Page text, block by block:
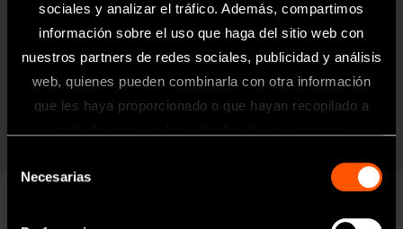
sociales y analizar el tráfico. Además, compartimos
información sobre el uso que haga del sitio web con
nuestros partners de redes sociales, publicidad y análisis
web, quienes pueden combinarla con otra información
que les haya proporcionado o que hayan recopilado a
Necesarias
página web está dirigida exclusivamente
Alimentación de
la luz
más de 32 000 LUX (Micromotor LED)
Funciones del
pedal de control
Botón de selección de programa, control de
velocidad y rotación. Botón de
avance/retroceso